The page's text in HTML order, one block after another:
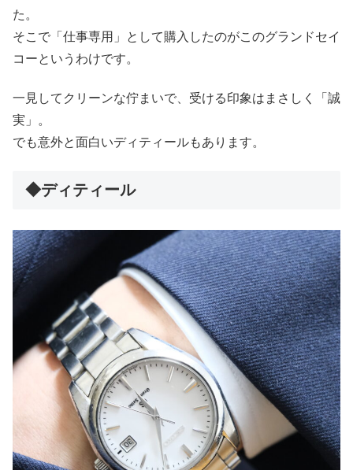
た。
そこで「仕事専用」として購入したのがこのグランドセイ
コーというわけです。
一見してクリーンな佇まいで、受ける印象はまさしく「誠
実」。
でも意外と面白いディティールもあります。
◆ディティール